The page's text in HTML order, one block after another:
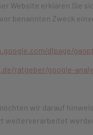
Website erklären Sie
benannten Zweck
dlpage/
ratgeber/google-
wir darauf
weiterverarbeitet